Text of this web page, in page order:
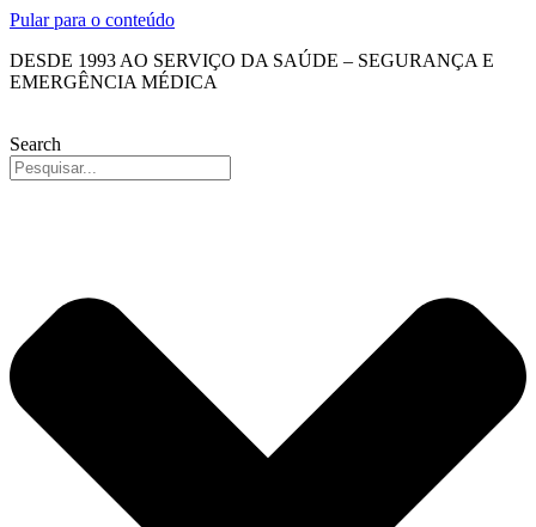
Pular para o conteúdo
DESDE 1993 AO SERVIÇO DA SAÚDE – SEGURANÇA E
EMERGÊNCIA MÉDICA
Search